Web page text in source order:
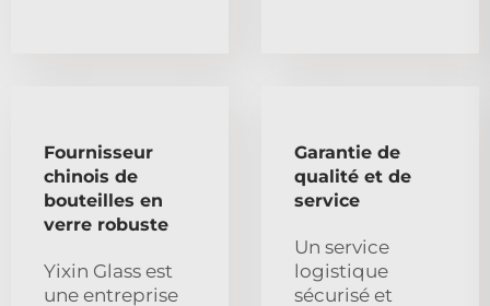
Fournisseur
chinois de
bouteilles en
verre robuste
Yixin Glass est
une entreprise
Garantie de
qualité et de
service
Un service
logistique
sécurisé et